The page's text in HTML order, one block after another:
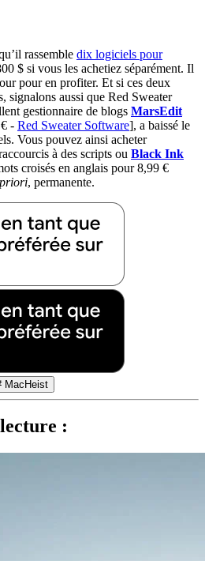
rassemble dix logiciels pour
$ si vous les achetiez séparément. Il
pour en profiter. Et si ces deux
signalons aussi que Red Sweater
gestionnaire de blogs MarsEdit
- Red Sweater Software], a baissé le
Vous pouvez ainsi acheter
à des scripts ou Black Ink
croisés en anglais pour 8,99 €
, permanente.
MacHeist
: